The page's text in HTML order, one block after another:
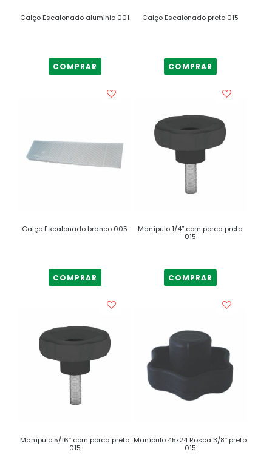
Calço Escalonado aluminio 001
COMPRAR
Calço Escalonado preto 015
COMPRAR
Calço Escalonado branco 005
COMPRAR
Manípulo 1/4’’ com porca preto
015
COMPRAR
Manípulo 5/16’’ com porca preto
015
Manípulo 45x24 Rosca 3/8’’ preto
015